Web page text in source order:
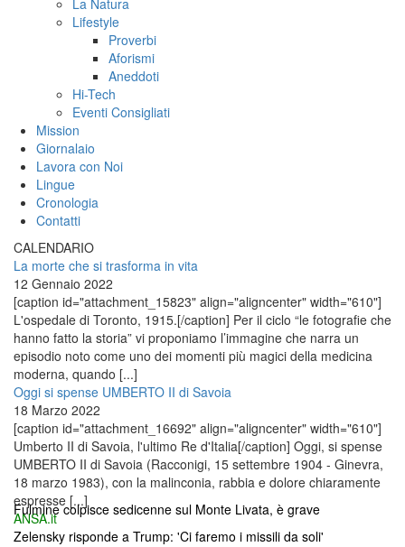
La Natura
Lifestyle
Proverbi
Aforismi
Aneddoti
Hi-Tech
Eventi Consigliati
Mission
Giornalaio
Lavora con Noi
Lingue
Cronologia
Contatti
CALENDARIO
La morte che si trasforma in vita
12 Gennaio 2022
[caption id="attachment_15823" align="aligncenter" width="610"]
L'ospedale di Toronto, 1915.[/caption] Per il ciclo “le fotografie che
hanno fatto la storia” vi proponiamo l’immagine che narra un
episodio noto come uno dei momenti più magici della medicina
moderna, quando [...]
Oggi si spense UMBERTO II di Savoia
18 Marzo 2022
[caption id="attachment_16692" align="aligncenter" width="610"]
Umberto II di Savoia, l'ultimo Re d'Italia[/caption] Oggi, si spense
UMBERTO II di Savoia (Racconigi, 15 settembre 1904 - Ginevra,
18 marzo 1983), con la malinconia, rabbia e dolore chiaramente
espresse [...]
ANSA.it
Fulmine colpisce sedicenne sul Monte Livata, è grave
Zelensky risponde a Trump: 'Ci faremo i missili da soli'